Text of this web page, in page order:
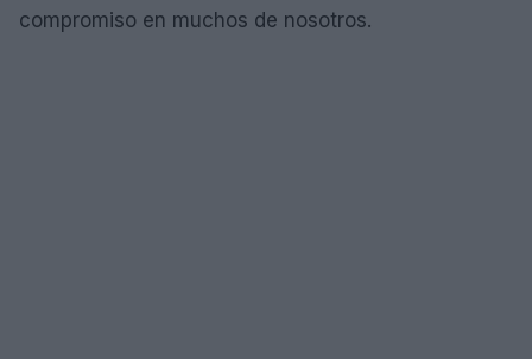
compromiso en muchos de nosotros.